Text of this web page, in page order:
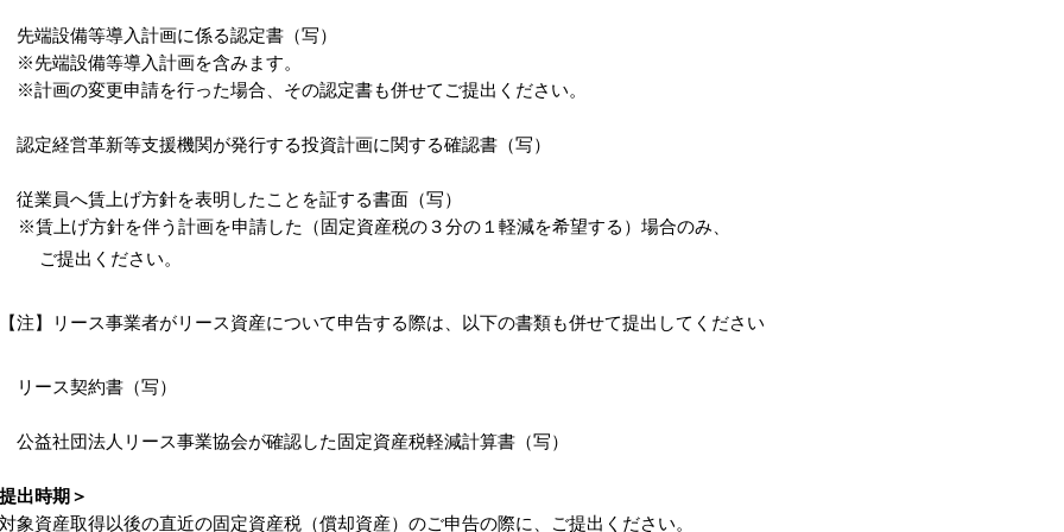
端設備等導入計画に係る認定書（写）
端設備等導入計画を含みます。
画の変更申請を行った場合、その認定書も併せてご提出ください。
定経営革新等支援機関が発行する投資計画に関する確認書（写）
業員へ賃上げ方針を表明したことを証する書面（写）
上げ方針を伴う計画を申請した（固定資産税の３分の１軽減を希望する）場合のみ、
提出ください。
注】リース事業者がリース資産について申告する際は、以下の書類も併せて提出してください
ース契約書（写）
益社団法人リース事業協会が確認した固定資産税軽減計算書（写）
出時期＞
象資産取得以後の直近の固定資産税（償却資産）のご申告の際に、ご提出ください。